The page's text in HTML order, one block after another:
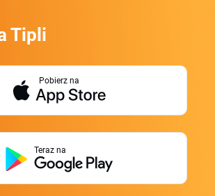
Tipli
Pobierz na
Teraz na